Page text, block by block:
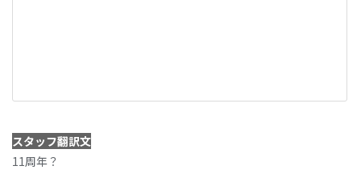
スタッフ翻訳文
11周年？